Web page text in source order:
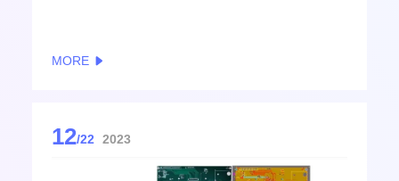
度融合，安全风险从单点向全局绵延，网络安全正在
MORE
12/22 2023